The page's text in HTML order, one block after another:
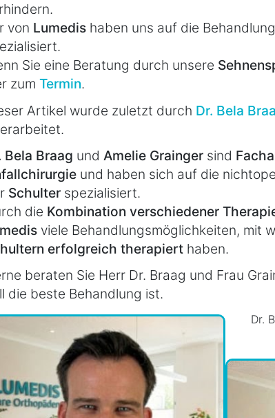
von Lumedis haben uns auf die
Sie eine Beratung durch unsere
zum Termin.
Artikel wurde zuletzt durch Dr. Bela
Bela Braag und Amelie Grainger sind
und haben sich auf die
Schulter spezialisiert.
die Kombination verschiedener
viele Behandlungsmöglichkeiten, mit
erfolgreich therapiert haben.
beraten Sie Herr Dr. Braag und Frau
die beste Behandlung ist.
Dr.